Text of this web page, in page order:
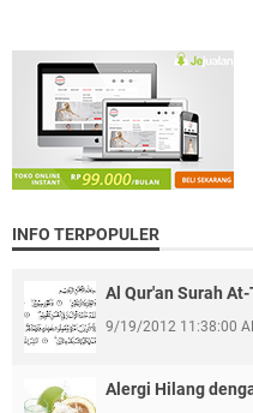
INFO TERPOPULER
Al Qur'an Surah
9/19/2012 11:38:00
Alergi Hilang